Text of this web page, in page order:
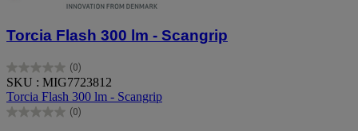
Torcia Flash 300 lm - Scangrip
(0)
0.0
su
5
stelle.
SKU : MIG7723812
Torcia Flash 300 lm - Scangrip
(0)
0.0